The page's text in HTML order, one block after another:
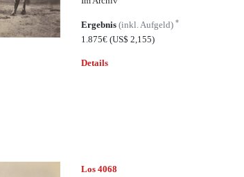
Ergebnis(inkl. Aufgeld)*
1.875€(US$ 2,155)
Details
Los 4068